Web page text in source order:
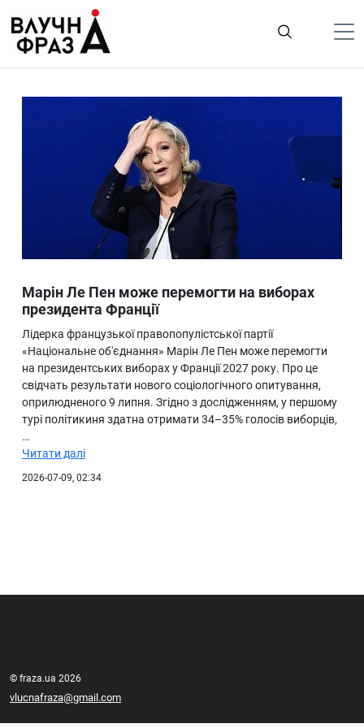
содержимому
Лайфстайл
ТехноНаука
Ukraine
Про нас
Марін Ле Пен може перемогти на виборах
президента Франції
Лідерка французької правопопулістської партії
«Національне об'єднання» Марін Ле Пен може перемогти
на президентських виборах у Франції 2027 року. Про це
свідчать результати нового соціологічного опитування,
оприлюдненого 9 липня. Згідно з дослідженням, у першому
турі політикиня здатна отримати 34–35% голосів виборців,
…
Читати далі
2026-07-09, 02:34
© fraza.ua 2026
vlucnafraza@gmail.com